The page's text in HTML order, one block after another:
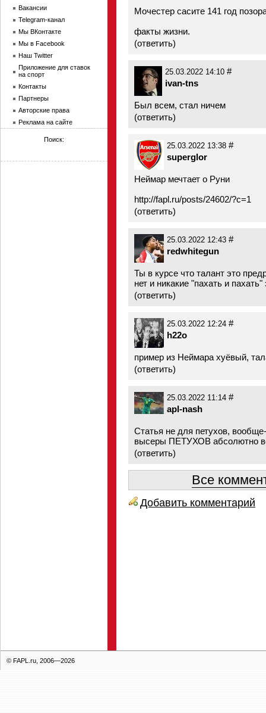
Мочестер сасите 141 год
факты жизни.
(ответить)
25.03.2022 14:10 #
ivan-tns
Был всем, стал ничем
(ответить)
25.03.2022 13:38 #
superglor
Неймар мечтает о Руни
http://fapl.ru/posts/24602/?c=1
(ответить)
25.03.2022 12:43 #
redwhitegun
Ты в курсе что талант это
нет и никакие "пахать и пахать"
(ответить)
25.03.2022 12:24 #
h22o
пример из Неймара xyёвый,
(ответить)
25.03.2022 11:14 #
apl-nash
Статья не для петухов,
высеры ПЕТУХОВ абсолютно
(ответить)
Все
Добавить комментарий
Вакансии
Telegram-канал
Мы ВКонтакте
Мы в Facebook
Наш Twitter
Приложение для ставок
на спорт
Контакты
Партнеры
Авторские права
Реклама на сайте
Поиск:
© FAPL.ru, 2006—2026